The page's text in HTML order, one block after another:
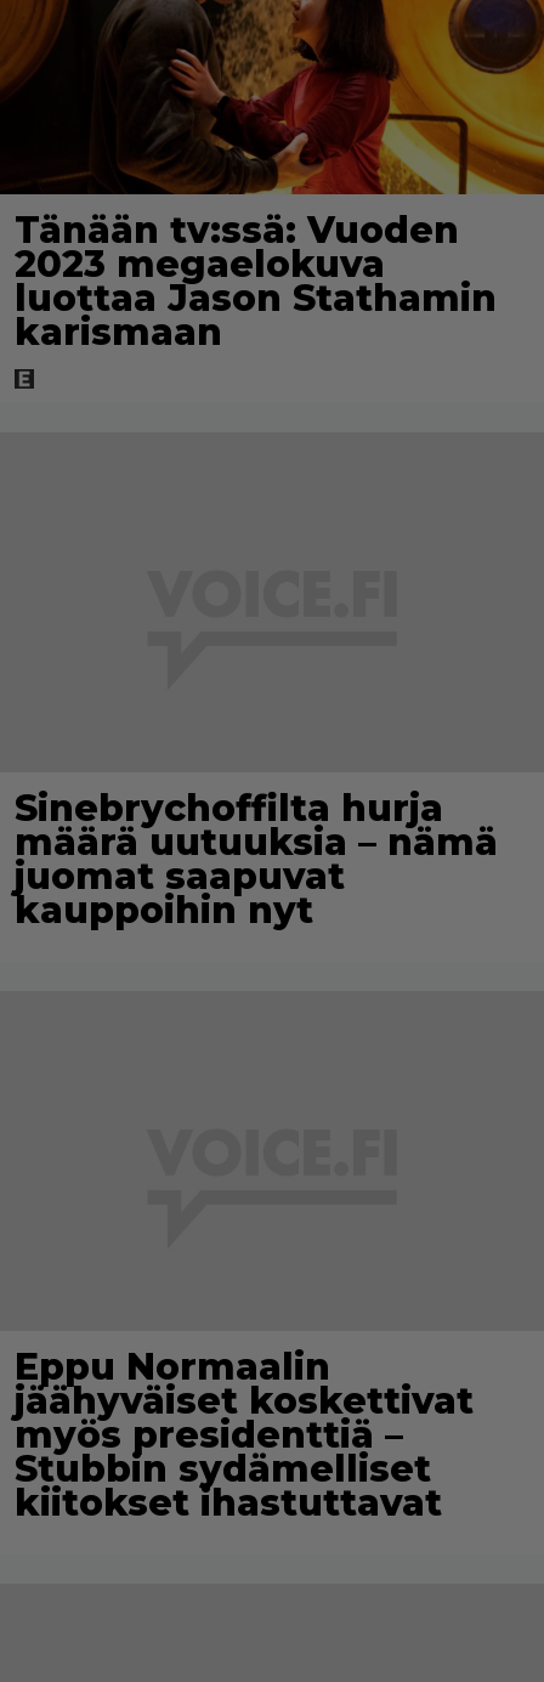
Tänään tv:ssä: Vuoden
2023 megaelokuva
luottaa Jason Stathamin
karismaan
Sinebrychoffilta hurja
määrä uutuuksia – nämä
juomat saapuvat
kauppoihin nyt
Eppu Normaalin
jäähyväiset koskettivat
myös presidenttiä –
Stubbin sydämelliset
kiitokset ihastuttavat